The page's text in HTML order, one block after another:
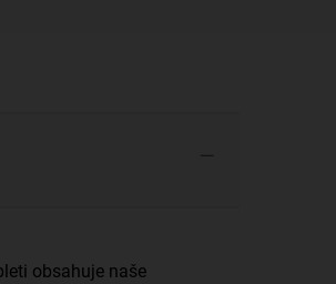
obsahuje naše